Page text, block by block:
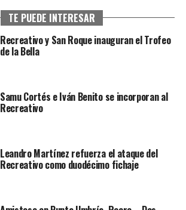
TE PUEDE INTERESAR
Recreativo y San Roque inauguran el Trofeo
de la Bella
Samu Cortés e Iván Benito se incorporan al
Recreativo
Leandro Martínez refuerza el ataque del
Recreativo como duodécimo fichaje